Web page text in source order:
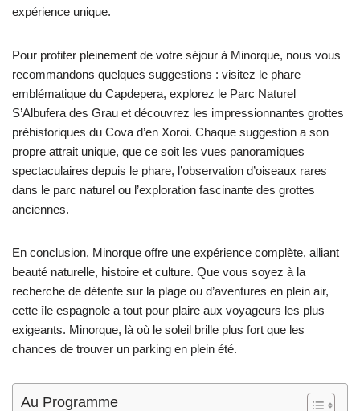
expérience unique.
Pour profiter pleinement de votre séjour à Minorque, nous vous
recommandons quelques suggestions : visitez le phare
emblématique du Capdepera, explorez le Parc Naturel
S’Albufera des Grau et découvrez les impressionnantes grottes
préhistoriques du Cova d’en Xoroi. Chaque suggestion a son
propre attrait unique, que ce soit les vues panoramiques
spectaculaires depuis le phare, l’observation d’oiseaux rares
dans le parc naturel ou l’exploration fascinante des grottes
anciennes.
En conclusion, Minorque offre une expérience complète, alliant
beauté naturelle, histoire et culture. Que vous soyez à la
recherche de détente sur la plage ou d’aventures en plein air,
cette île espagnole a tout pour plaire aux voyageurs les plus
exigeants. Minorque, là où le soleil brille plus fort que les
chances de trouver un parking en plein été.
Au Programme